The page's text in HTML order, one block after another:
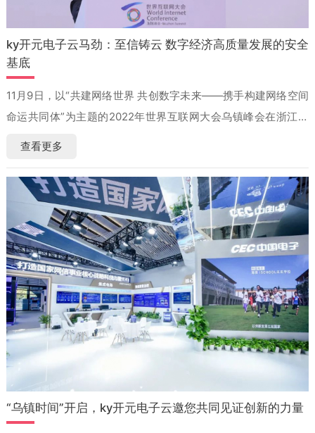
ky开元电子云马劲：至信铸云 数字经济高质量发展的安全
基底
11月9日，以“共建网络世界 共创数字未来——携手构建网络空间
命运共同体”为主题的2022年世界互联网大会乌镇峰会在浙江乌
镇开幕
查看更多
“乌镇时间”开启，ky开元电子云邀您共同见证创新的力量